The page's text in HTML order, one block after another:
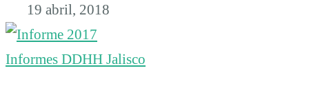
19 abril, 2018
Informes DDHH Jalisco